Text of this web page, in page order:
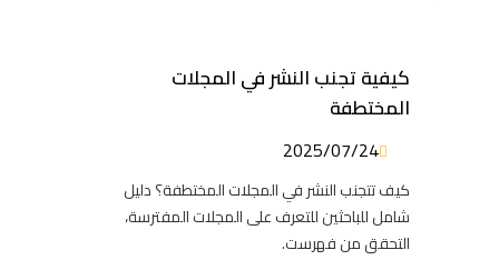
كيفية تجنب النشر في المجلات
المختطفة
2025/07/24
كيف تتجنب النشر في المجلات المختطفة؟ دليل
شامل للباحثين للتعرف على المجلات المفترسة،
التحقق من فهرست.